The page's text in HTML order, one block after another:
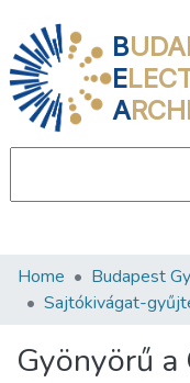
B
E
A
Communities &
Statistics
Home Budapest
Sajtókivágat-
Gyönyörű